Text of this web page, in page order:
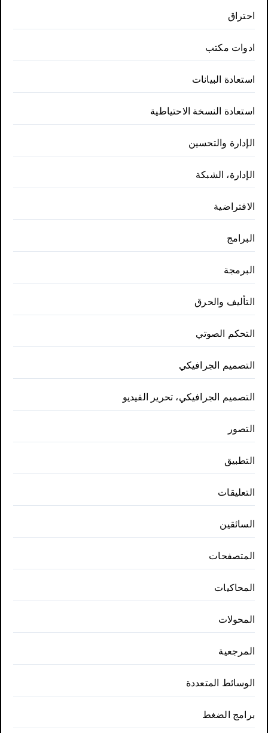
احتراق
ادوات مكتب
استعادة البيانات
استعادة النسخة الاحتياطية
الإدارة والتحسين
الإدارة، الشبكة
الافتراضية
البرامج
البرمجة
التأليف والحرق
التحكم الصوتي
التصميم الجرافيكي
التصميم الجرافيكي، تحرير الفيديو
التصور
التطبيق
التعليقات
السائقين
المتصفحات
المحاكيات
المحولات
المرجعية
الوسائط المتعددة
برامج الضغط